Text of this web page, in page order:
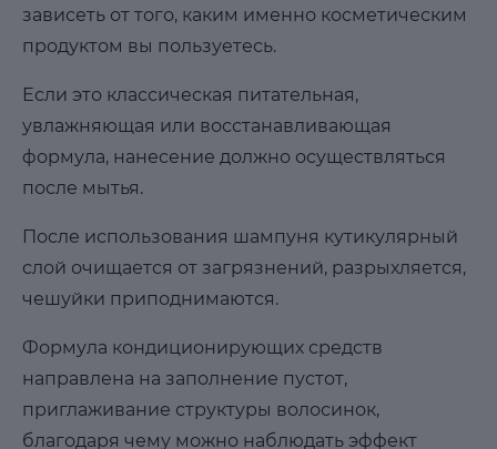
зависеть от того, каким именно косметическим
продуктом вы пользуетесь.
Если это классическая питательная,
увлажняющая или восстанавливающая
формула, нанесение должно осуществляться
после мытья.
После использования шампуня кутикулярный
слой очищается от загрязнений, разрыхляется,
чешуйки приподнимаются.
Формула кондиционирующих средств
направлена на заполнение пустот,
приглаживание структуры волосинок,
благодаря чему можно наблюдать эффект